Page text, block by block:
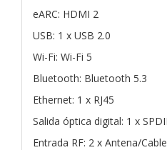
eARC: HDMI 2
USB: 1 x USB 2.0
Wi-Fi: Wi-Fi 5
Bluetooth: Bluetooth 5.3
Ethernet: 1 x RJ45
Salida óptica digital: 1 x
Entrada RF: 2 x Antena/Cable